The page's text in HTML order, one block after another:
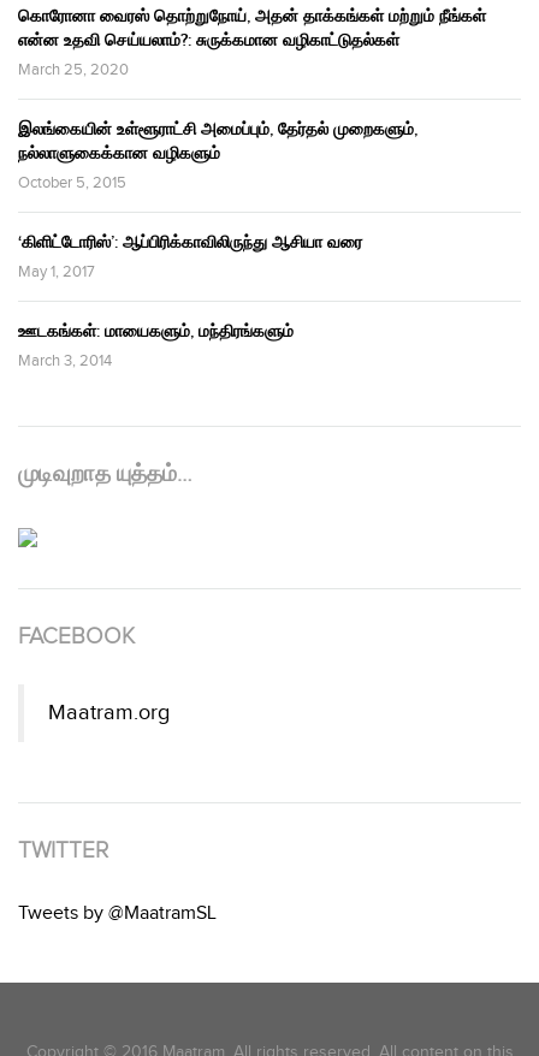
கொரோனா வைரஸ் தொற்றுநோய், அதன் தாக்கங்கள் மற்றும் நீங்கள்
என்ன உதவி செய்யலாம்?: சுருக்கமான வழிகாட்டுதல்கள்
March 25, 2020
இலங்கையின் உள்ளூராட்சி அமைப்பும், தேர்தல் முறைகளும்,
நல்லாளுகைக்கான வழிகளும்
October 5, 2015
‘கிளிட்டோரிஸ்’: ஆப்பிரிக்காவிலிருந்து ஆசியா வரை
May 1, 2017
ஊடகங்கள்: மாயைகளும், மந்திரங்களும்
March 3, 2014
முடிவுறாத யுத்தம்…
FACEBOOK
Maatram.org
TWITTER
Tweets by @MaatramSL
Copyright © 2016 Maatram. All rights reserved. All content on this